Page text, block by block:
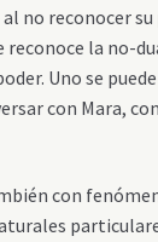
no reconocer su
reconoce la no-
Uno se
con Mara,
con